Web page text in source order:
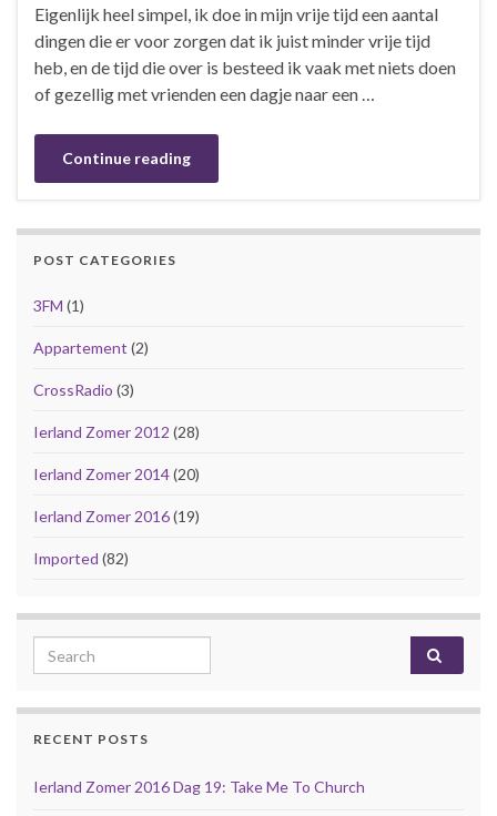
Eigenlijk heel simpel, ik doe in mijn vrije tijd een aantal
dingen die er voor zorgen dat ik juist minder vrije tijd
heb, en de tijd die over is besteed ik vaak met niets doen
of gezellig met vrienden een dagje naar een …
Continue reading
POST CATEGORIES
3FM (1)
Appartement (2)
CrossRadio (3)
Ierland Zomer 2012 (28)
Ierland Zomer 2014(20)
Ierland Zomer 2016(19)
Imported (82)
Search for:
RECENT POSTS
Ierland Zomer 2016 Dag 19: Take Me To Church